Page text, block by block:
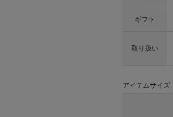
ギフト
取り扱い
アイテムサイズ